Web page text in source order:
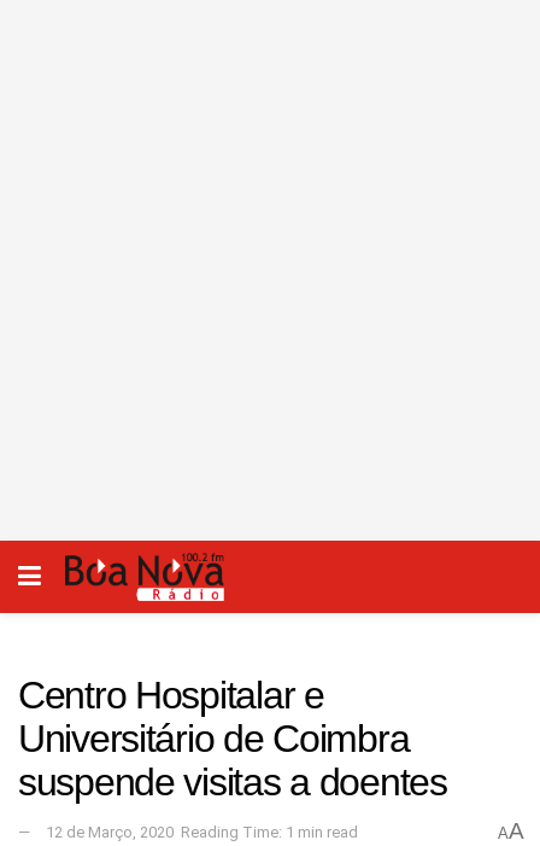
Centro Hospitalar e
Universitário de Coimbra
suspende visitas a doentes
12 de Março, 2020 Reading Time: 1 min read AA